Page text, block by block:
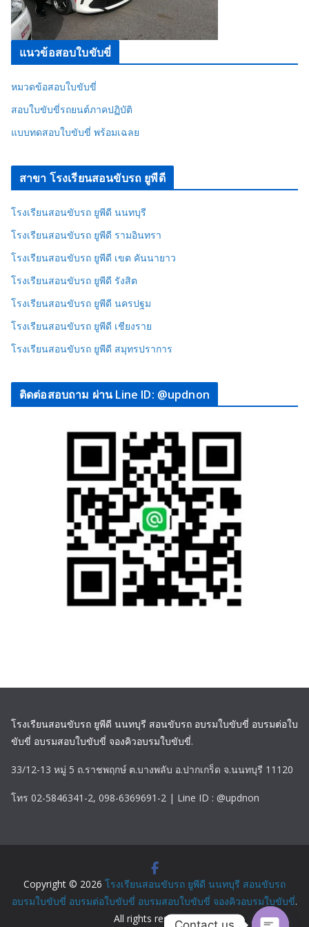
แนวข้อสอบใบขับขี่
หมวดข้อสอบใบขับขี่
สอบใบขับขี่รถยนต์ภาคปฏิบัติ
แบบทดสอบใบขับขี่ พร้อมเฉลย
สาขา โรงเรียนสอนขับรถ ยูพีดี
โรงเรียนสอนขับรถ ยูพีดี นนทบุรี
โรงเรียนสอนขับรถ ยูพีดี รามอินทรา
โรงเรียนสอนขับรถ ยูพีดี เขต คันนายาว
โรงเรียนสอนขับรถ ยูพีดี รังสิต
โรงเรียนสอนขับรถ ยูพีดี นครปฐม
โรงเรียนสอนขับรถ ยูพีดี เชียงราย
โรงเรียนสอนขับรถ ยูพีดี สมุทรปราการ
ติดต่อสอบถาม ผ่าน Line ID: @updnon
โรงเรียนสอนขับรถ ยูพีดี นนทบุรี สอนขับรถ อบรมใบขับขี่ อบรมต่อใบ
ขับขี่ อบรมสอบใบขับขี่ จองคิวอบรมใบขับขี่.
33/12-13 หมู่ 5 ถ.ราชพฤกษ์ ต.บางพลับ อ.ปากเกร็ด จ.นนทบุรี 11120
โทร 02-5846341-2, 098-6369691-2 | Line ID : @updnon
Copyright © 2026 โรงเรียนสอนขับรถ ยูพีดี นนทบุรี สอนขับรถ
อบรมใบขับขี่ อบรมต่อใบขับขี่ อบรมสอบใบขับขี่ จองคิวอบรมใบขับขี่.
All rights reserved.